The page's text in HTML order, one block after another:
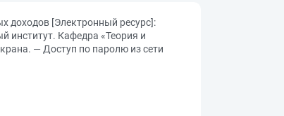
доходов [Электронный ресурс]:
институт. Кафедра «Теория и
— Доступ по паролю из сети